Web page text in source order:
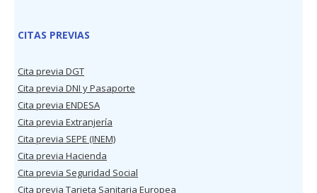
CITAS PREVIAS
Cita previa DGT
Cita previa DNI y Pasaporte
Cita previa ENDESA
Cita previa Extranjería
Cita previa SEPE (INEM)
Cita previa Hacienda
Cita previa Seguridad Social
Cita previa Tarjeta Sanitaria Europea